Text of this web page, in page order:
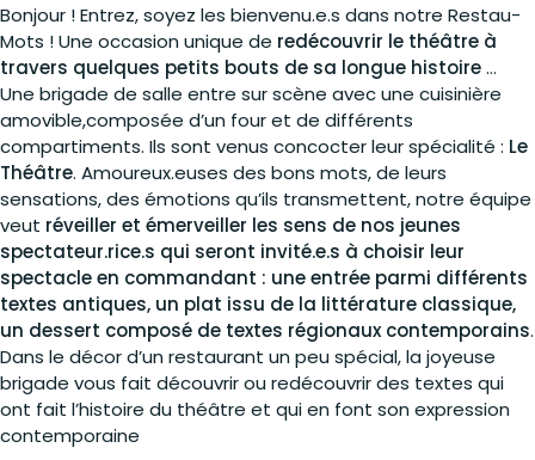
Bonjour ! Entrez, soyez les bienvenu.e.s dans notre Restau-
Mots ! Une occasion unique de redécouvrir le théâtre à
travers quelques petits bouts de sa longue histoire…
Une brigade de salle entre sur scène avec une cuisinière
amovible,composée d’un four et de différents
compartiments. Ils sont venus concocter leur spécialité : Le
Théâtre. Amoureux.euses des bons mots, de leurs
sensations, des émotions qu’ils transmettent, notre équipe
veut réveiller et émerveiller les sens de nos jeunes
spectateur.rice.s qui seront invité.e.s à choisir leur
spectacle en commandant : une entrée parmi différents
textes antiques, un plat issu de la littérature classique,
un dessert composé de textes régionaux contemporains.
Dans le décor d’un restaurant un peu spécial, la joyeuse
brigade vous fait découvrir ou redécouvrir des textes qui
ont fait l’histoire du théâtre et qui en font son expression
contemporaine